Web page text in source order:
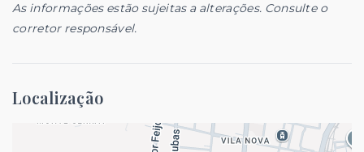
As informações estão sujeitas a alterações. Consulte o
corretor responsável.
Localização